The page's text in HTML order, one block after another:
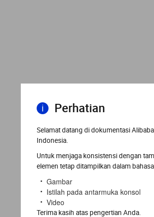
Perhatian
Selamat datang di dokumentasi
Indonesia.
Untuk menjaga konsistensi dengan
elemen tetap ditampilkan dalam
Gambar
Istilah pada antarmuka konsol
Video
Terima kasih atas pengertian Anda.